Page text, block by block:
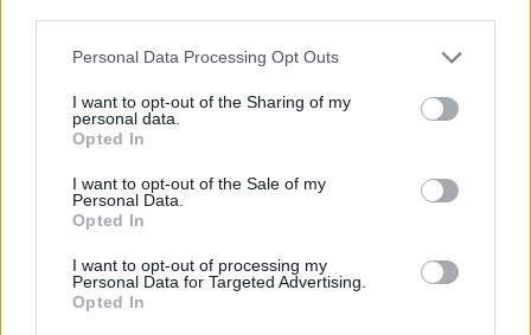
Please note that this website/app uses one or more Google
not limited to your visit or usage behaviour. You may click to
grant or deny consent to Google and its third-party tags to
use your data for below specified purposes in below Google
consent section.
Personal Data Processing Opt Outs
I want to opt-out of the Sharing of my
personal data.
Opted In
I want to opt-out of the Sale of my
Personal Data.
Opted In
I want to opt-out of processing my
Personal Data for Targeted Advertising.
Opted In